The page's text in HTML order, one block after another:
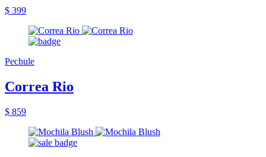
$ 399
Pechule
Correa Rio
$ 859